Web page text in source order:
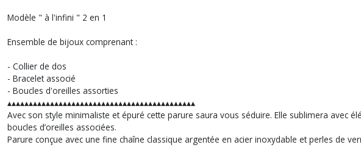
Modèle " à l'infini " 2 en 1
Ensemble de bijoux comprenant :
- Collier de dos
- Bracelet associé
- Boucles d'oreilles assorties
▴▴▴▴▴▴▴▴▴▴▴▴▴▴▴▴▴▴▴▴▴▴▴▴▴▴▴▴▴▴▴▴▴▴▴▴▴▴▴▴▴▴▴▴
Avec son style minimaliste et épuré cette parure saura vous séduire. Elle sublimera avec
boucles d’oreilles associées.
Parure conçue avec une fine chaîne classique argentée en acier inoxydable et perles de